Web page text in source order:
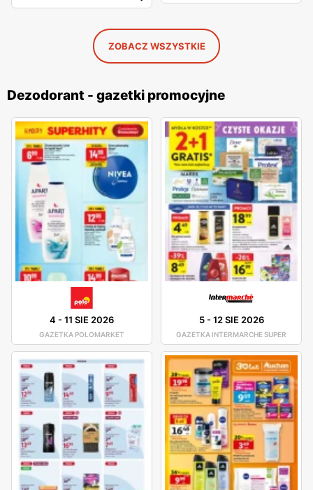
ZOBACZ WSZYSTKIE
Dezodorant - gazetki promocyjne
4 -11 SIE 2026
GAZETKA POLOMARKET
5-12 SIE 2026
GAZETKA INTERMARCHE SUPER